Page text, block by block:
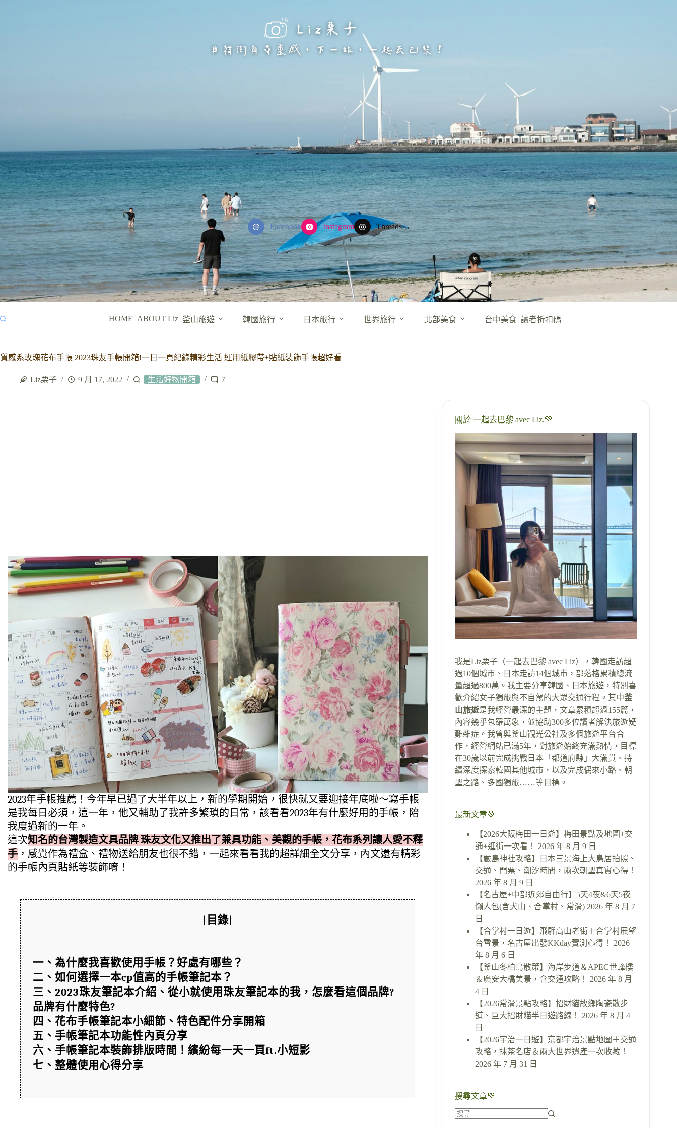
Facebook Instagram Threads
HOME ABOUT Liz 釜山旅遊 韓國旅行 日本旅行 世界旅行 北部美食 台中美食 讀者折扣碼
質感系玫瑰花布手帳 2023珠友手帳開箱!一日一頁紀錄精彩生活 運用紙膠帶+貼紙裝飾手帳超好看
Liz栗子 9 月 17, 2022 生活好物開箱 7
2023年手帳推薦！今年早已過了大半年以上，新的學期開始，很快就又要迎接年底啦～寫手帳
是我每日必須，這一年，他又輔助了我許多繁瑣的日常，該看看2023年有什麼好用的手帳，陪
我度過新的一年。
這次知名的台灣製造文具品牌 珠友文化又推出了兼具功能、美觀的手帳，花布系列讓人愛不釋
手 ，感覺作為禮盒、禮物送給朋友也很不錯，一起來看看我的超詳細全文分享，內文還有精彩
的手帳內頁貼紙等裝飾唷！
|目錄|
一、為什麼我喜歡使用手帳？好處有哪些？
二、如何選擇一本cp值高的手帳筆記本？
三、2023珠友筆記本介紹、從小就使用珠友筆記本的我，怎麼看這個品牌?
品牌有什麼特色?
四、花布手帳筆記本小細節、特色配件分享開箱
五、手帳筆記本功能性內頁分享
六、手帳筆記本裝飾排版時間！繽紛每一天一頁ft.小短影
七、整體使用心得分享
關於 一起去巴黎 avec Liz.💚
我是Liz栗子（一起去巴黎 avec Liz），韓國走訪超
過10個城市、日本走訪14個城市，部落格累積總流
量超過800萬。我主要分享韓國、日本旅遊，特別喜
歡介紹女子獨旅與不自駕的大眾交通行程。其中釜
山旅遊是我經營最深的主題，文章累積超過155篇，
內容幾乎包羅萬象，並協助300多位讀者解決旅遊疑
難雜症。我曾與釜山觀光公社及多個旅遊平台合
作，經營網站已滿5年，對旅遊始終充滿熱情，目標
在30歲以前完成挑戰日本「都道府縣」大滿貫、持
續深度探索韓國其他城市，以及完成偶來小路、朝
聖之路、多國獨旅……等目標。
最新文章💚
【2026大阪梅田一日遊】梅田景點及地圖+交
通+逛街一次看！
2026 年 8 月 9 日
【嚴島神社攻略】日本三景海上大鳥居拍照、
交通、門票、潮汐時間，兩次朝聖真實心得！
2026 年 8 月 9 日
【名古屋+中部近郊自由行】5天4夜&6天5夜
懶人包(含犬山、合掌村、常滑) 2026 年 8 月 7
日
【合掌村一日遊】飛驒高山老街＋合掌村展望
台雪景，名古屋出發KKday實測心得！
2026
年 8 月 6 日
【釜山冬柏島散策】海岸步道＆APEC世峰樓
＆廣安大橋美景，含交通攻略！
2026 年 8 月
4 日
【2026常滑景點攻略】招財貓故鄉陶瓷散步
道、巨大招財貓半日遊路線！
2026 年 8 月 4
日
【2026宇治一日遊】京都宇治景點地圖＋交通
攻略，抹茶名店＆兩大世界遺產一次收藏！
2026 年 7 月 31 日
搜尋文章💚